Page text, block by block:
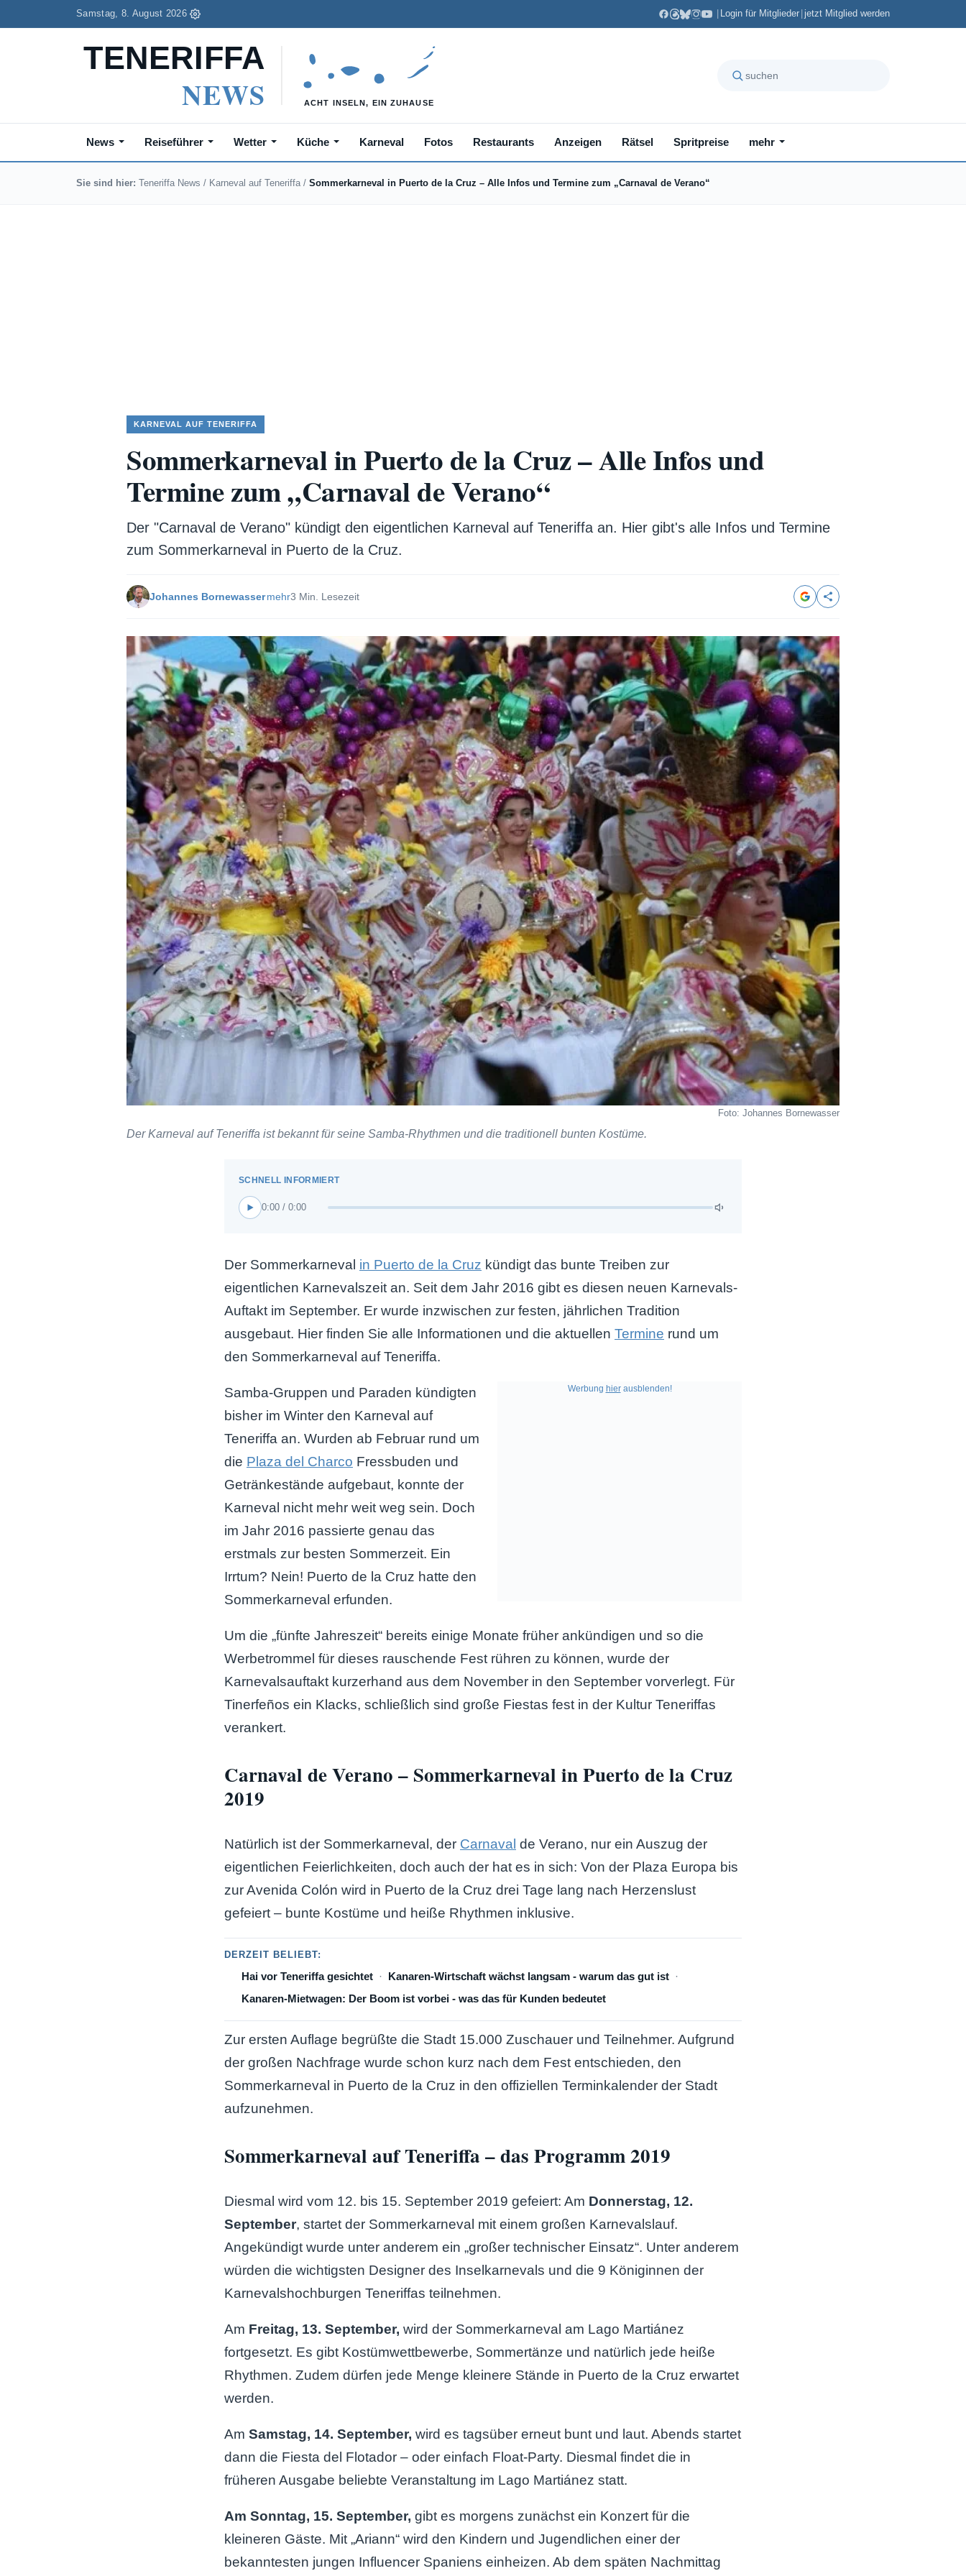
Samstag, 8. August 2026 Login für Mitglieder jetzt Mitglied werden
News Reiseführer Wetter Küche Karneval Fotos Restaurants Anzeigen Rätsel Spritpreise mehr
Sie sind hier: Teneriffa News / Karneval auf Teneriffa / Sommerkarneval in Puerto de la Cruz – Alle Infos und Termine zum „Carnaval de Verano“
KARNEVAL AUF TENERIFFA
Sommerkarneval in Puerto de la Cruz – Alle Infos und
Termine zum „Carnaval de Verano“
Der "Carnaval de Verano" kündigt den eigentlichen Karneval auf Teneriffa an. Hier gibt's alle Infos und Termine
zum Sommerkarneval in Puerto de la Cruz.
Johannes Bornewassermehr3 Min. Lesezeit
Foto: Johannes Bornewasser
Der Karneval auf Teneriffa ist bekannt für seine Samba-Rhythmen und die traditionell bunten Kostüme.
0:00 / 0:00
Der Sommerkarneval in Puerto de la Cruz kündigt das bunte Treiben zur
eigentlichen Karnevalszeit an. Seit dem Jahr 2016 gibt es diesen neuen Karnevals-
Auftakt im September. Er wurde inzwischen zur festen, jährlichen Tradition
ausgebaut. Hier finden Sie alle Informationen und die aktuellen Termine rund um
den Sommerkarneval auf Teneriffa.
Werbung hierausblenden!
Samba-Gruppen und Paraden kündigten
bisher im Winter den Karneval auf
Teneriffa an. Wurden ab Februar rund um
die Plaza del Charco Fressbuden und
Getränkestände aufgebaut, konnte der
Karneval nicht mehr weit weg sein. Doch
im Jahr 2016 passierte genau das
erstmals zur besten Sommerzeit. Ein
Irrtum? Nein! Puerto de la Cruz hatte den
Sommerkarneval erfunden.
Um die „fünfte Jahreszeit“ bereits einige Monate früher ankündigen und so die
Werbetrommel für dieses rauschende Fest rühren zu können, wurde der
Karnevalsauftakt kurzerhand aus dem November in den September vorverlegt. Für
Tinerfeños ein Klacks, schließlich sind große Fiestas fest in der Kultur Teneriffas
verankert.
Carnaval de Verano – Sommerkarneval in Puerto de la Cruz
2019
Natürlich ist der Sommerkarneval, der Carnaval de Verano, nur ein Auszug der
eigentlichen Feierlichkeiten, doch auch der hat es in sich: Von der Plaza Europa bis
zur Avenida Colón wird in Puerto de la Cruz drei Tage lang nach Herzenslust
gefeiert – bunte Kostüme und heiße Rhythmen inklusive.
DERZEIT BELIEBT:
Hai vor Teneriffa gesichtet
Kanaren-Wirtschaft wächst langsam - warum das gut ist
Kanaren-Mietwagen: Der Boom ist vorbei - was das für Kunden bedeutet
Zur ersten Auflage begrüßte die Stadt 15.000 Zuschauer und Teilnehmer. Aufgrund
der großen Nachfrage wurde schon kurz nach dem Fest entschieden, den
Sommerkarneval in Puerto de la Cruz in den offiziellen Terminkalender der Stadt
aufzunehmen.
Sommerkarneval auf Teneriffa – das Programm 2019
Diesmal wird vom 12. bis 15. September 2019 gefeiert: Am Donnerstag, 12.
September, startet der Sommerkarneval mit einem großen Karnevalslauf.
Angekündigt wurde unter anderem ein „großer technischer Einsatz“. Unter anderem
würden die wichtigsten Designer des Inselkarnevals und die 9 Königinnen der
Karnevalshochburgen Teneriffas teilnehmen.
Am Freitag, 13. September, wird der Sommerkarneval am Lago Martiánez
fortgesetzt. Es gibt Kostümwettbewerbe, Sommertänze und natürlich jede heiße
Rhythmen. Zudem dürfen jede Menge kleinere Stände in Puerto de la Cruz erwartet
werden.
Am Samstag, 14. September, wird es tagsüber erneut bunt und laut. Abends startet
dann die Fiesta del Flotador – oder einfach Float-Party. Diesmal findet die in
früheren Ausgabe beliebte Veranstaltung im Lago Martiánez statt.
Am Sonntag, 15. September, gibt es morgens zunächst ein Konzert für die
kleineren Gäste. Mit „Ariann“ wird den Kindern und Jugendlichen einer der
bekanntesten jungen Influencer Spaniens einheizen. Ab dem späten Nachmittag